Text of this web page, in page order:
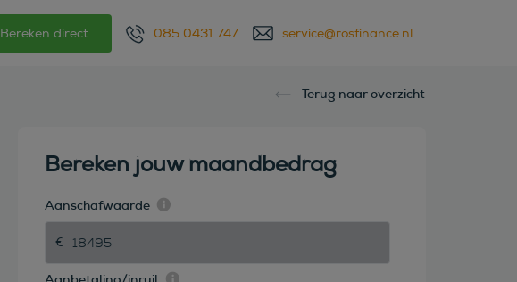
Bereken direct 085 0431 747 service@rosfinance.nl
Terug naar overzicht
Bereken jouw maandbedrag
Aanschafwaarde